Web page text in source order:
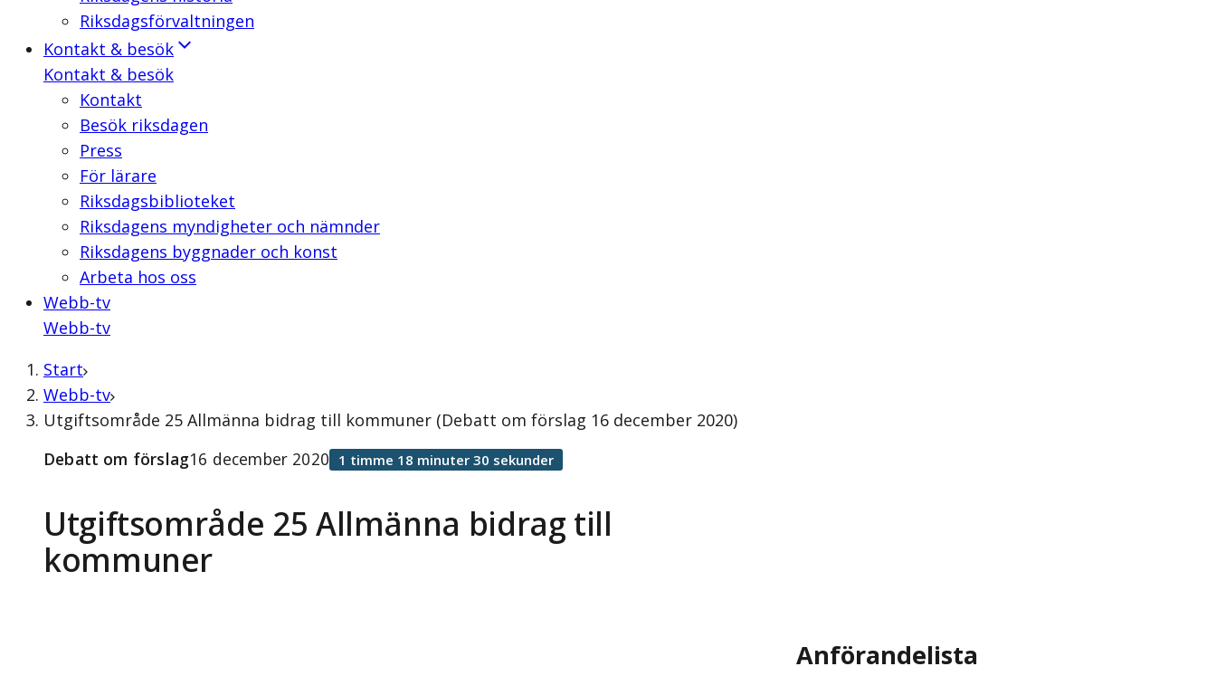
Riksdagsförvaltningen
Kontakt & besök
Kontakt & besök
Kontakt
Besök riksdagen
Press
För lärare
Riksdagsbiblioteket
Riksdagens myndigheter och nämnder
Riksdagens byggnader och konst
Arbeta hos oss
Webb-tv
Webb-tv
Start
Webb-tv
Utgiftsområde 25 Allmänna bidrag till kommuner (Debatt om förslag 16 december 2020)
Utgiftsområde 25 Allmänna bidrag till
kommuner
Debatt om förslag16 december 2020 1 timme 18 minuter 30 sekunder
Anförandelista